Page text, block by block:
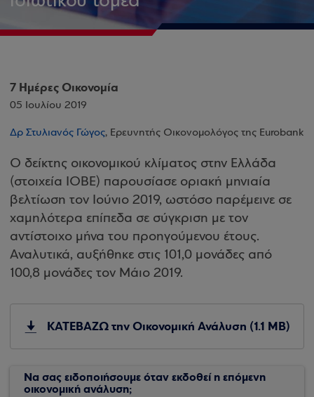
7 Ημέρες Οικονομία
05 Ιουλίου 2019
Δρ Στυλιανός Γώγος, Ερευνητής Οικονομολόγος της Eurobank
Ο δείκτης οικονομικού κλίματος στην Ελλάδα
(στοιχεία ΙΟΒΕ) παρουσίασε οριακή μηνιαία
βελτίωση τον Ιούνιο 2019, ωστόσο παρέμεινε σε
χαμηλότερα επίπεδα σε σύγκριση με τον
αντίστοιχο μήνα του προηγούμενου έτους.
Αναλυτικά, αυξήθηκε στις 101,0 μονάδες από
100,8 μονάδες τον Μάιο 2019.
ΚΑΤΕΒΑΖΩ την Οικονομική Ανάλυση (1.1 MB)
Να σας ειδοποιήσουμε όταν εκδοθεί η επόμενη
οικονομική ανάλυση;